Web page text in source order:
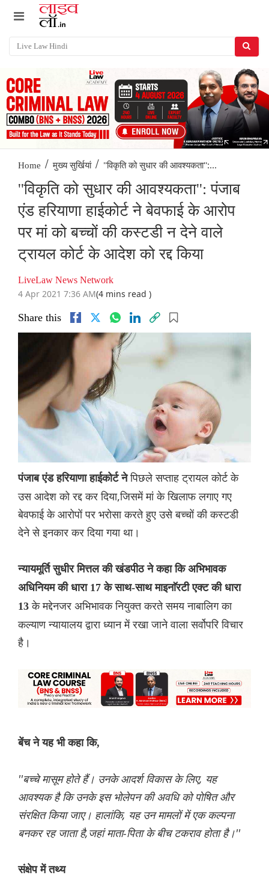
Home / मुख्य सुर्खियां / ''विकृति को सुधार की आवश्यकता'':...
''विकृति को सुधार की आवश्यकता'': पंजाब
एंड हरियाणा हाईकोर्ट ने बेवफाई के आरोप
पर मां को बच्चों की कस्टडी न देने वाले
ट्रायल कोर्ट के आदेश को रद्द किया
LiveLaw News Network
4 Apr 2021 7:36 AM(4 mins read )
Share this
पंजाब एंड हरियाणा हाईकोर्ट नेपिछले सप्ताह ट्रायल कोर्ट के
उस आदेश को रद्द कर दिया,जिसमें मां के खिलाफ लगाए गए
बेवफाई के आरोपों पर भरोसा करते हुए उसे बच्चों की कस्टडी
देने से इनकार कर दिया गया था।
न्यायमूर्ति सुधीर मित्तल की खंडपीठ ने कहा कि अभिभावक
अधिनियम की धारा 17 के साथ-साथ माइनाॅरटी एक्ट की धारा
13के मद्देनजर अभिभावक नियुक्त करते समय नाबालिग का
कल्याण न्यायालय द्वारा ध्यान में रखा जाने वाला सर्वोपरि विचार
है।
बेंच ने यह भी कहा कि,
''बच्चे मासूम होते हैं। उनके आदर्श विकास के लिए, यह
आवश्यक है कि उनके इस भोलेपन की अवधि को पोषित और
संरक्षित किया जाए। हालांकि, यह उन मामलों में एक कल्पना
बनकर रह जाता है,जहां माता-पिता के बीच टकराव होता है।''
संक्षेप में तथ्य